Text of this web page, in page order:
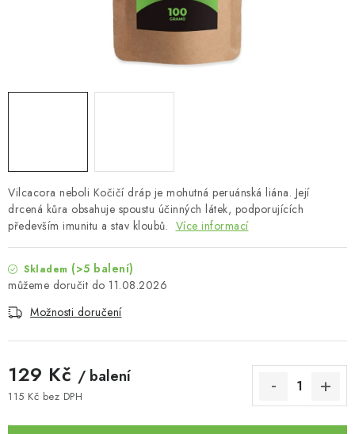
Doprava a platba Recenze
Věrnostní program
Vilcacora neboli Kočičí dráp je mohutná peruánská liána. Její
drcená kůra obsahuje spoustu účinných látek, podporujících
především imunitu a stav kloubů. Více informací
Skladem (>5 balení)
11.08.2026
Možnosti doručení
129 Kč / balení
115 Kč bez DPH